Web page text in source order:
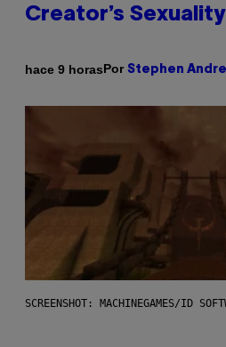
Creator’s Sexuality
hace 9 horasPor Stephen
SCREENSHOT: MACHINEGAMES/ID